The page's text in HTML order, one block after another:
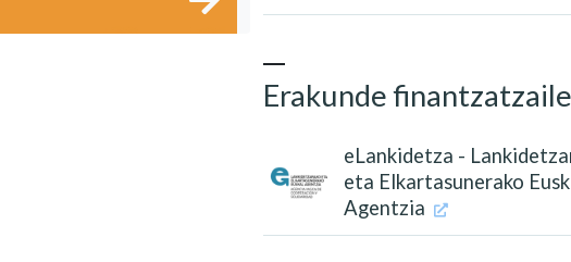
Erakunde
eLankidetza -
eta Elkartasunerako
Agentzia